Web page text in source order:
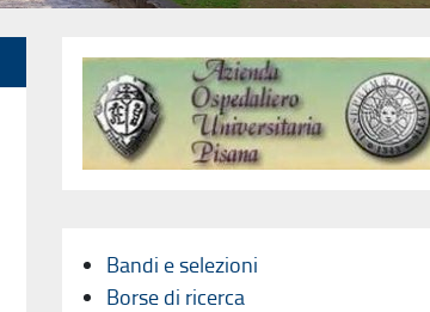
Bandi e selezioni
Borse di ricerca